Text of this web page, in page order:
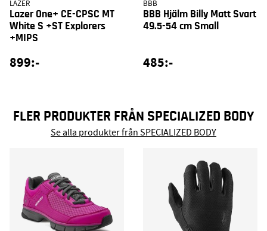
LAZER
Lazer One+ CE-CPSC MT
White S +ST Explorers
+MIPS
899:-
BBB
BBB Hjälm Billy Matt Svart
49.5-54 cm Small
485:-
FLER PRODUKTER FRÅN SPECIALIZED BODY
Se alla produkter från SPECIALIZED BODY